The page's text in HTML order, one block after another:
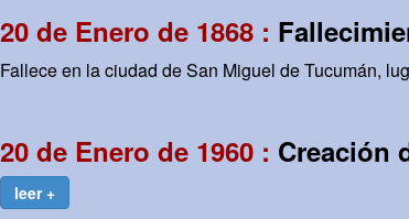
20 de Enero de 1868 :
Fallece en la ciudad de San Miguel de Tucumán,
20 de Enero de 1960 : Creación
leer +